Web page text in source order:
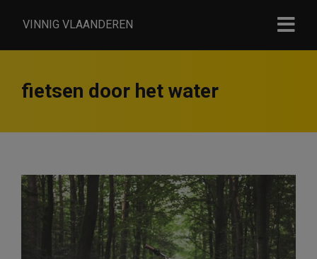
VINNIG VLAANDEREN
fietsen door het water